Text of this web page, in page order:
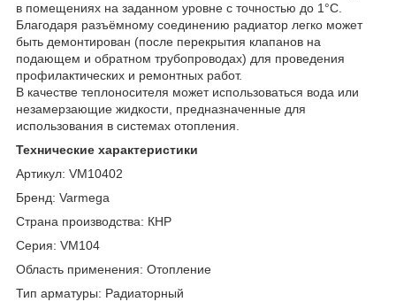
в помещениях на заданном уровне с точностью до 1°С.
Благодаря разъёмному соединению радиатор легко может
быть демонтирован (после перекрытия клапанов на
подающем и обратном трубопроводах) для проведения
профилактических и ремонтных работ.
В качестве теплоносителя может использоваться вода или
незамерзающие жидкости, предназначенные для
использования в системах отопления.
Технические характеристики
Артикул: VM10402
Бренд: Varmega
Страна производства: КНР
Серия: VM104
Область применения: Отопление
Тип арматуры: Радиаторный